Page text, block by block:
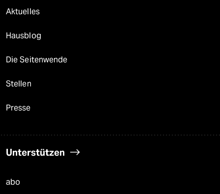
Aktuelles
Hausblog
Die Seitenwende
Stellen
Presse
Unterstützen
abo